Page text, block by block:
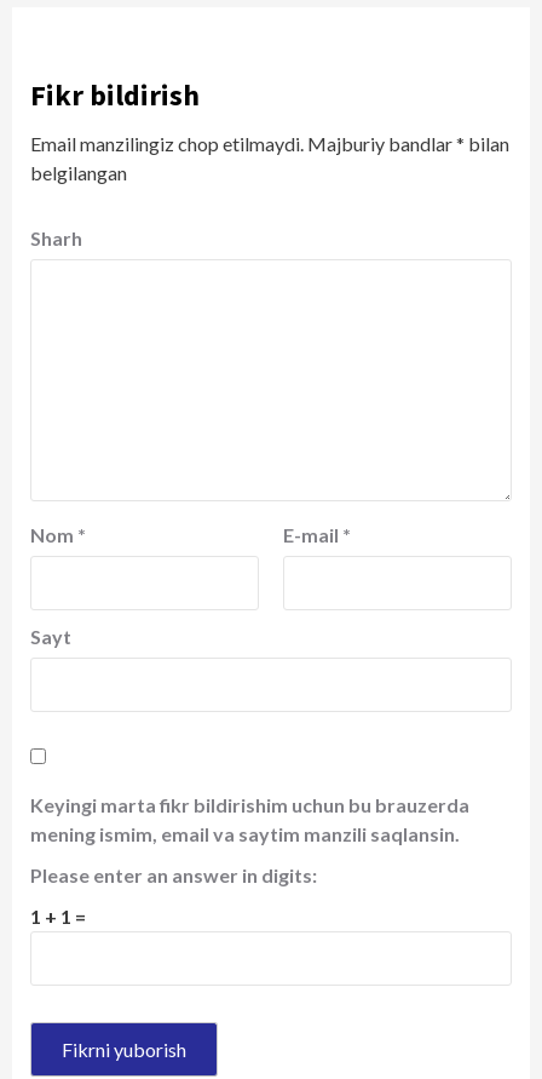
Fikr bildirish
Email manzilingiz chop etilmaydi. Majburiy bandlar* bilan
belgilangan
Sharh
Nom * E-mail *
Sayt
Keyingi marta fikr bildirishim uchun bu brauzerda
mening ismim, email va saytim manzili saqlansin.
Please enter an answer in digits:
1 + 1 =